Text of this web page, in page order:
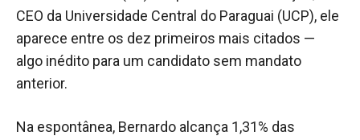
CEO da Universidade Central do Paraguai (UCP), ele
aparece entre os dez primeiros mais citados —
algo inédito para um candidato sem mandato
anterior.
Na espontânea, Bernardo alcança 1,31% das